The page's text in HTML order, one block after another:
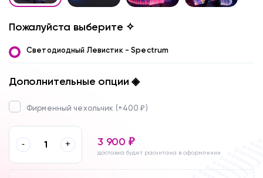
Пожалуйста выберите ✧
Светодиодный Левистик - Spectrum
Дополнительные опции ◈
Фирменный чехольчик (+400₽ )
- + 3 900 ₽
доставка будет расчитана в оформлении